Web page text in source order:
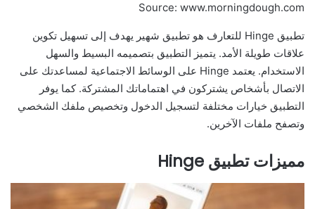
Source: www.morningdough.com
تطبيق Hinge للتعارف هو تطبيق شهير يهدف إلى تسهيل تكوين
علاقات طويلة الأمد. يتميز التطبيق بتصميمه البسيط والسهل
الاستخدام. يعتمد Hinge على الوسائط الاجتماعية لمساعدتك على
الاتصال بأشخاص يشتركون في اهتماماتك المشتركة. كما يوفر
التطبيق خيارات مختلفة لتسجيل الدخول وتخصيص ملفك الشخصي
وتصفح ملفات الآخرين.
مميزات تطبيق Hinge